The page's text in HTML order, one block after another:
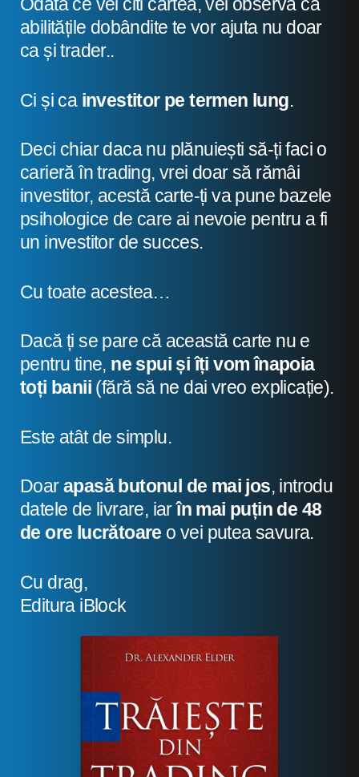
Odată ce vei citi cartea, vei observa că
abilitățile dobândite te vor ajuta nu doar
ca și trader..
Ci și cainvestitor pe termen lung.
Deci chiar daca nu plănuiești să-ți faci o
carieră în trading, vrei doar să rămâi
investitor, acestă carte-ți va pune bazele
psihologice de care ai nevoie pentru a fi
un investitor de succes.
Cu toate acestea…
Dacă ți se pare că această carte nu e
pentru tine, ne spui și îți vom înapoia
toți banii (fără să ne dai vreo explicație).
Este atât de simplu.
Doarapasă butonul de mai jos, introdu
datele de livrare, iarîn mai puțin de 48
de ore lucrătoare o vei putea savura.
Cu drag,
Editura iBlock